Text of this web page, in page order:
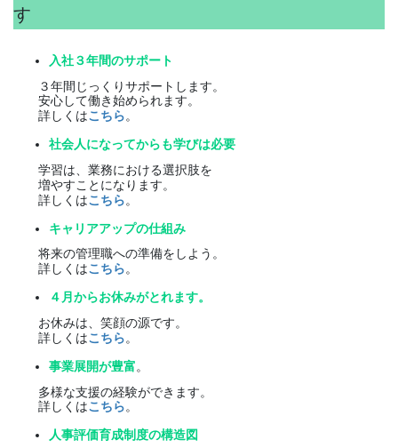
す
入社３年間のサポート
３年間じっくりサポートします。
安心して働き始められます。
詳しくはこちら。
社会人になってからも学びは必要
学習は、業務における選択肢を
増やすことになります。
詳しくはこちら。
キャリアアップの仕組み
将来の管理職への準備をしよう。
詳しくはこちら。
４月からお休みがとれます。
お休みは、笑顔の源です。
詳しくはこちら。
事業展開が豊富。
多様な支援の経験ができます。
詳しくはこちら。
人事評価育成制度の構造図